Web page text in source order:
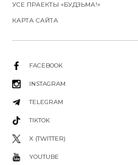
УСЕ ПРАЕКТЫ «БУДЗЬМА!»
КАРТА САЙТА
FACEBOOK
INSTAGRAM
TELEGRAM
TIKTOK
X (TWITTER)
YOUTUBE